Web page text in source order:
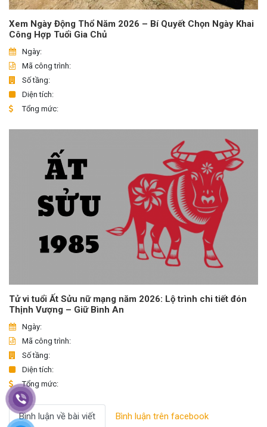
Xem Ngày Động Thổ Năm 2026 – Bí Quyết Chọn Ngày Khai
Công Hợp Tuổi Gia Chủ
Ngày:
Mã công trình:
Số tầng:
Diện tích:
Tổng mức:
Tử vi tuổi Ất Sửu nữ mạng năm 2026: Lộ trình chi tiết đón
Thịnh Vượng – Giữ Bình An
Ngày:
Mã công trình:
Số tầng:
Diện tích:
Tổng mức:
Bình luận về bài viết Bình luận trên facebook